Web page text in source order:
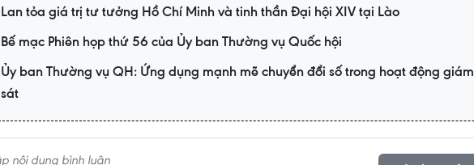
Lan tỏa giá trị tư tưởng Hồ Chí Minh và tinh thần Đại hội XIV tại Lào
Bế mạc Phiên họp thứ 56 của Ủy ban Thường vụ Quốc hội
Ủy ban Thường vụ QH: Ứng dụng mạnh mẽ chuyển đổi số trong hoạt động giám
sát